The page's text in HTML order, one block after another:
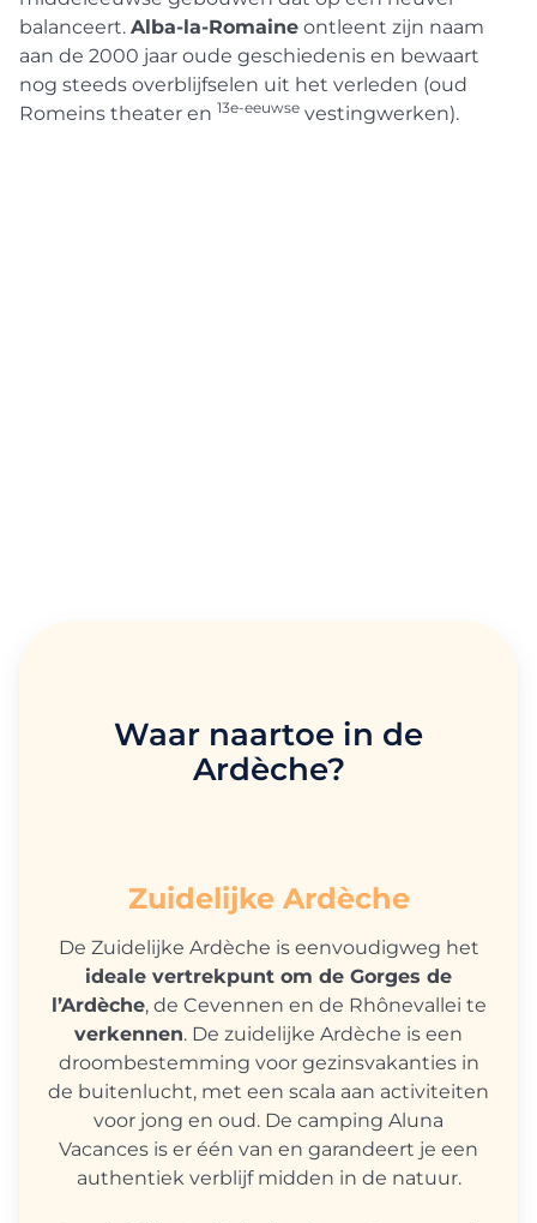
balanceert. Alba-la-Romaine ontleent zijn naam
aan de 2000 jaar oude geschiedenis en bewaart
nog steeds overblijfselen uit het verleden (oud
Romeins theater en 13e-eeuwse vestingwerken).
Waar naartoe in de
Ardèche?
Zuidelijke Ardèche
De Zuidelijke Ardèche is eenvoudigweg het
ideale vertrekpunt om de Gorges de
l’Ardèche, de Cevennen en de Rhônevallei te
verkennen. De zuidelijke Ardèche is een
droombestemming voor gezinsvakanties in
de buitenlucht, met een scala aan activiteiten
voor jong en oud. De camping Aluna
Vacances is er één van en garandeert je een
authentiek verblijf midden in de natuur.